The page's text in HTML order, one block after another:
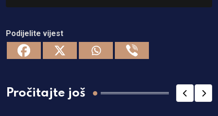
Podijelite vijest
Pročitajte još